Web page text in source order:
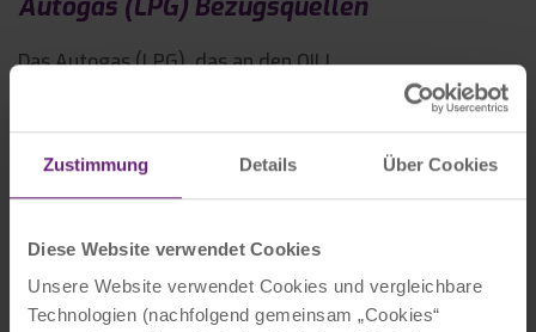
Zustimmung Details Über Cookies
Diese Website verwendet Cookies
Unsere Website verwendet Cookies und vergleichbare
Technologien (nachfolgend gemeinsam „Cookies“
Autogas (LPG) Bezugsquellen
Das Autogas (LPG), das an den OIL!
Standorten erhältlich ist, wird auf Rechnung und im